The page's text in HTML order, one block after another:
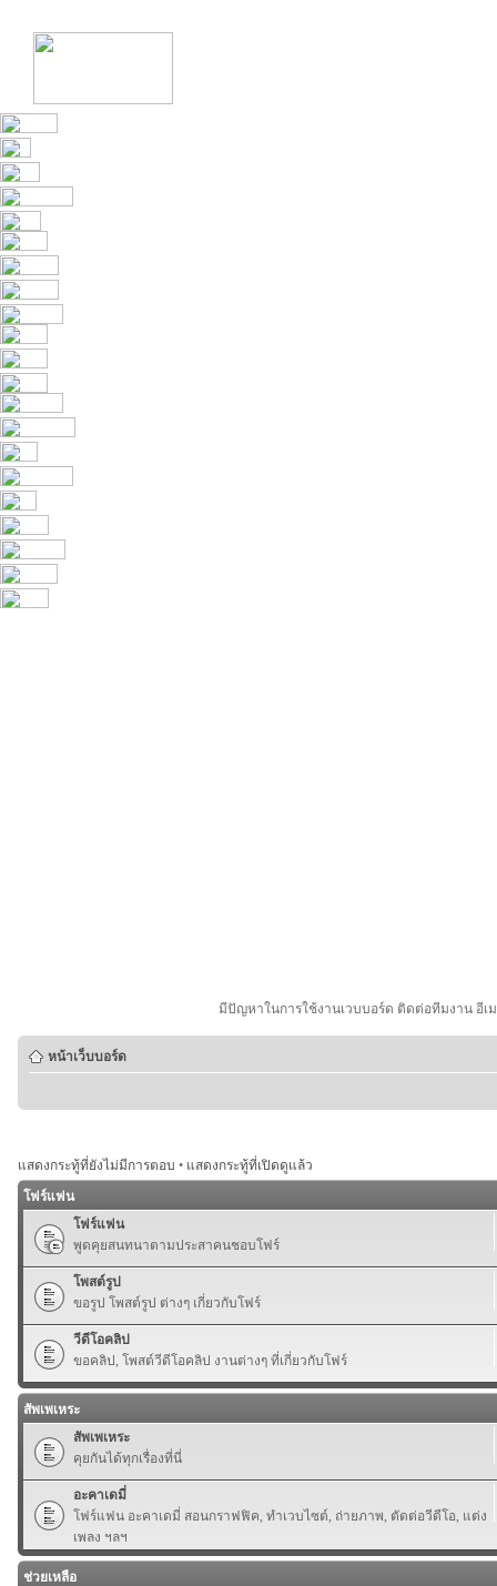
มีปัญหาในการใช้งานเวบบอร์ด ติดต่อทีมงาน อีเ
หน้าเว็บบอร์ด
แสดงกระทู้ที่ยังไม่มีการตอบ • แสดงกระทู้ที่เปิดดูแล้ว
โฟร์แฟน
โฟร์แฟน
พูดคุยสนทนาตามประสาคนชอบโฟร์
โพสต์รูป
ขอรูป โพสต์รูป ต่างๆ เกี่ยวกับโฟร์
วีดีโอคลิป
ขอคลิป, โพสต์วีดีโอคลิป งานต่างๆ ที่เกี่ยวกับโฟร์
สัพเพเหระ
สัพเพเหระ
คุยกันได้ทุกเรื่องที่นี่
อะคาเดมี่
โฟร์แฟน อะคาเดมี่ สอนกราฟฟิค, ทำเวบไซต์, ถ่ายภาพ, ตัดต่อวีดีโอ, แต่ง
เพลง ฯลฯ
ช่วยเหลือ